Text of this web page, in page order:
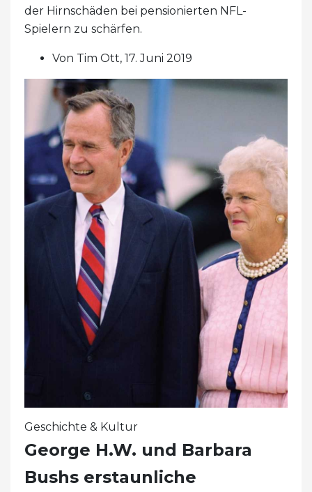
der Hirnschäden bei pensionierten NFL-
Spielern zu schärfen.
Von Tim Ott, 17. Juni 2019
Geschichte & Kultur
George H.W. und Barbara
Bushs erstaunliche